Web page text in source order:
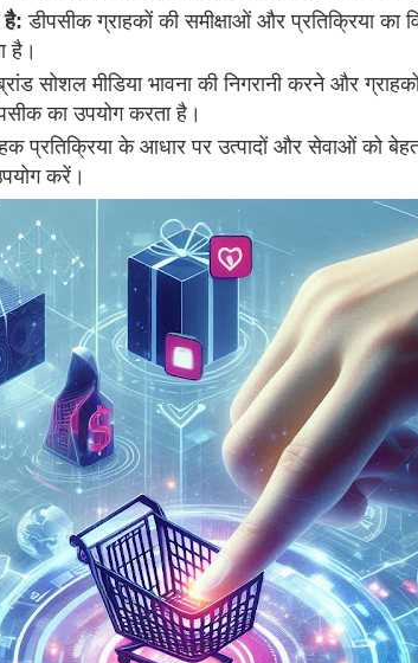
है: डीपसीक ग्राहकों की समीक्षाओं और प्रतिक्रिया
है।
सोशल मीडिया भावना की निगरानी करने और
का उपयोग करता है।
प्रतिक्रिया के आधार पर उत्पादों और सेवाओं को
करें।